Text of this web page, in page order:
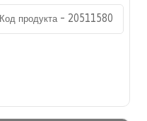
Код продукта - 20511580